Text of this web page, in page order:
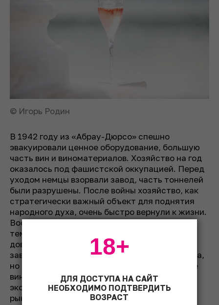
© Игорь Родин
В 1942 году из «Абрау-Дюрсо» спешно
эвакуировали ценное оборудование, большую
часть вин и виноматериалов. Хозяйство на год
оказалось под фашистской оккупацией. Перед
уходом немцы взорвали завод, часть тоннелей
были разрушены. После войны хозяйство, как
стратегически важный объект для поднятия
народного духа, очень быстро вернули к жизни.
Восстановление шло с такой скоростью, что
темпы производства, по сравнению с
довоенными, удвоились. К началу 1960-х
завершилась реконструкция не только завода,
но и всего поселка Абрау-Дюрсо. В 1960-70-е
вина «Абрау-Дюрсо» стали отправлять на
экспорт в Европу и США. На американском
рынке поставщиком выступала компания
ДЛЯ ДОСТУПА НА САЙТ
НЕОБХОДИМО ПОДТВЕРДИТЬ
ВОЗРАСТ
18+